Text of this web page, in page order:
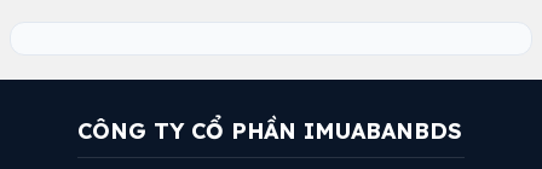
CÔNG TY CỔ PHẦN IMUABANBDS